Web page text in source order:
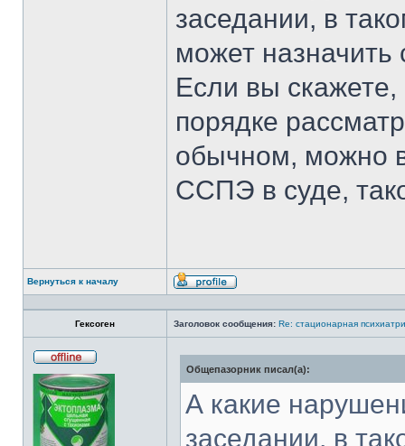
заседании, в
может назначить
Если вы
порядке
обычном, можно
ССПЭ в суде,
Вернуться к началу
Профиль
Гексоген Заголовок сообщения: Re: стационарная
в
сети
Общепазорник писал(а):
А какие
заседании, в